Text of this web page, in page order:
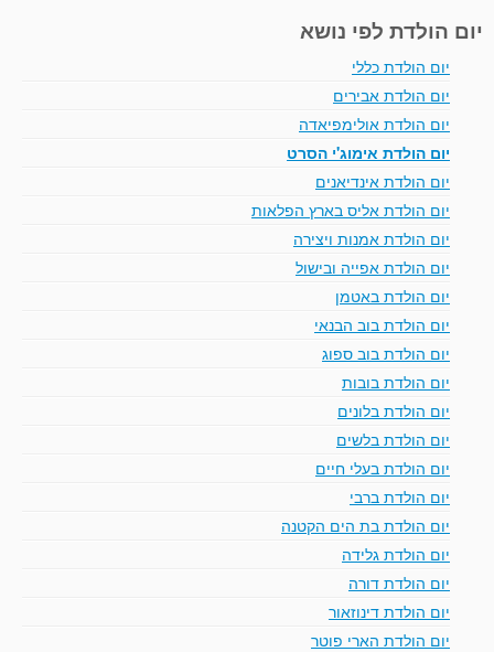
יום הולדת לפי נושא
יום הולדת כללי
יום הולדת אבירים
יום הולדת אולימפיאדה
יום הולדת אימוג'י הסרט
יום הולדת אינדיאנים
יום הולדת אליס בארץ הפלאות
יום הולדת אמנות ויצירה
יום הולדת אפייה ובישול
יום הולדת באטמן
יום הולדת בוב הבנאי
יום הולדת בוב ספוג
יום הולדת בובות
יום הולדת בלונים
יום הולדת בלשים
יום הולדת בעלי חיים
יום הולדת ברבי
יום הולדת בת הים הקטנה
יום הולדת גלידה
יום הולדת דורה
יום הולדת דינוזאור
יום הולדת הארי פוטר